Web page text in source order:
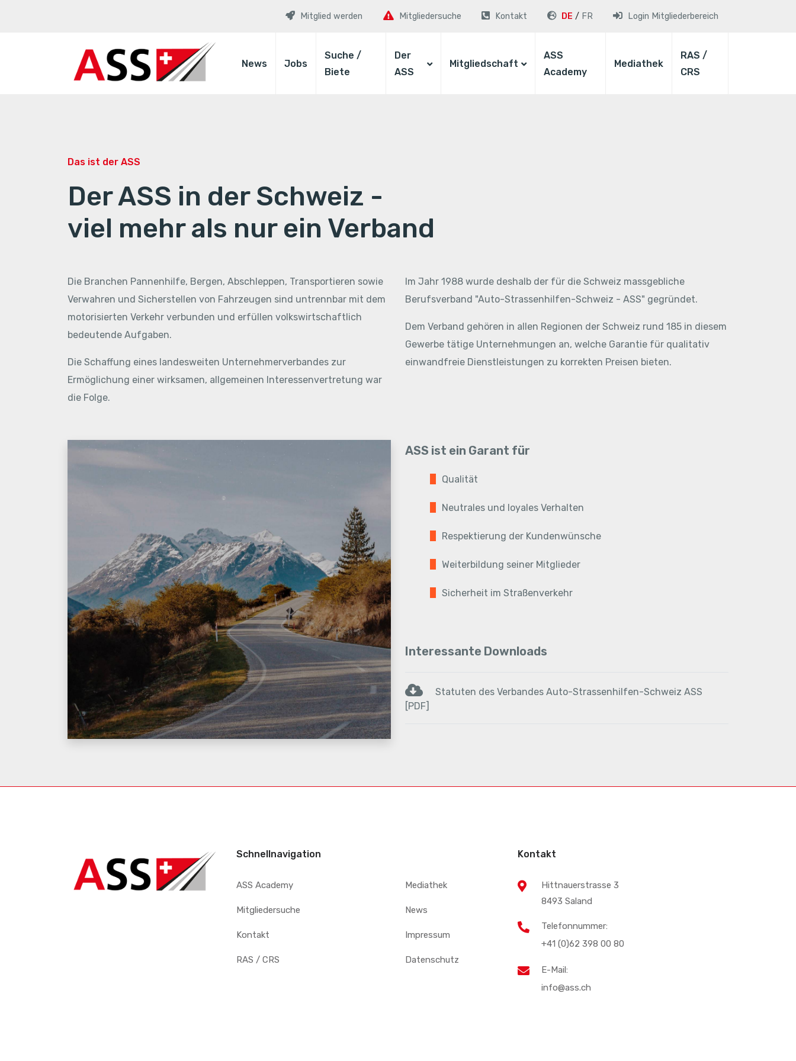
Mitglied werden Mitgliedersuche Kontakt DE FR Login Mitgliederbereich
News Jobs
Suche /
Biete
Der
ASS
Mitgliedschaft
ASS
Academy
Mediathek
RAS /
CRS
Das ist der ASS
Der ASS in der Schweiz -
viel mehr als nur ein Verband
Die Branchen Pannenhilfe, Bergen, Abschleppen, Transportieren sowie
Verwahren und Sicherstellen von Fahrzeugen sind untrennbar mit dem
motorisierten Verkehr verbunden und erfüllen volkswirtschaftlich
bedeutende Aufgaben.
Die Schaffung eines landesweiten Unternehmerverbandes zur
Ermöglichung einer wirksamen, allgemeinen Interessenvertretung war
die Folge.
Im Jahr 1988 wurde deshalb der für die Schweiz massgebliche
Berufsverband "Auto-Strassenhilfen-Schweiz - ASS" gegründet.
Dem Verband gehören in allen Regionen der Schweiz rund 185 in diesem
Gewerbe tätige Unternehmungen an, welche Garantie für qualitativ
einwandfreie Dienstleistungen zu korrekten Preisen bieten.
ASS ist ein Garant für
Qualität
Neutrales und loyales Verhalten
Respektierung der Kundenwünsche
Weiterbildung seiner Mitglieder
Sicherheit im Straßenverkehr
Interessante Downloads
Statuten des Verbandes Auto-Strassenhilfen-Schweiz ASS
[PDF]
Schnellnavigation
ASS Academy
Mitgliedersuche
Kontakt
RAS / CRS
Mediathek
News
Impressum
Datenschutz
Kontakt
Hittnauerstrasse 3
8493 Saland
Telefonnummer:
+41 (0)62 398 00 80
E-Mail:
info@ass.ch